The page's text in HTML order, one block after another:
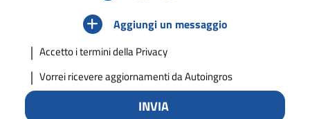
Aggiungi un messaggio
Accettoi termini della Privacy
Vorrei ricevere aggiornamenti da Autoingros
INVIA